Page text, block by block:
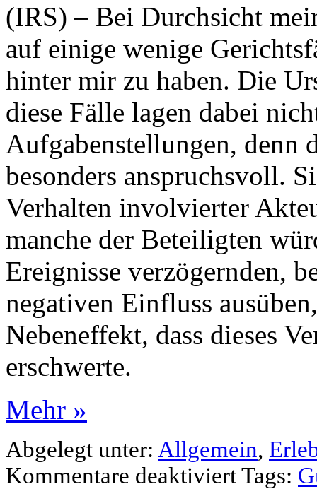
(IRS) – Bei Durchsicht
auf einige wenige
hinter mir zu haben. Die
diese Fälle lagen dabei
Aufgabenstellungen, denn
besonders anspruchsvoll.
Verhalten involvierter
manche der Beteiligten
Ereignisse verzögernden,
negativen Einfluss
Nebeneffekt, dass dieses
erschwerte.
Mehr »
Abgelegt unter: Allgemein,
Kommentare deaktiviertTags: